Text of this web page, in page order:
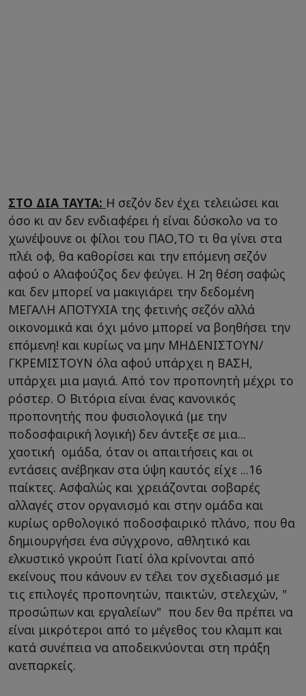
ΣΤΟ ΔΙΑ ΤΑΥΤΑ: Η σεζόν δεν έχει τελειώσει και
όσο κι αν δεν ενδιαφέρει ή είναι δύσκολο να το
χωνέψουνε οι φίλοι του ΠΑΟ,ΤΟ τι θα γίνει στα
πλέι οφ, θα καθορίσει και την επόμενη σεζόν
αφού ο Αλαφούζος δεν φεύγει. Η 2η θέση σαφώς
και δεν μπορεί να μακιγιάρει την δεδομένη
ΜΕΓΑΛΗ ΑΠΟΤΥΧΙΑ της φετινής σεζόν αλλά
οικονομικά και όχι μόνο μπορεί να βοηθήσει την
επόμενη! και κυρίως να μην ΜΗΔΕΝΙΣΤΟΥΝ/
ΓΚΡΕΜΙΣΤΟΥΝ όλα αφού υπάρχει η ΒΑΣΗ,
υπάρχει μια μαγιά. Από τον προπονητή μέχρι το
ρόστερ. Ο Βιτόρια είναι ένας κανονικός
προπονητής που φυσιολογικά (με την
ποδοσφαιρική λογική) δεν άντεξε σε μια...
χαοτική ομάδα, όταν οι απαιτήσεις και οι
εντάσεις ανέβηκαν στα ύψη καυτός είχε ...16
παίκτες. Ασφαλώς και χρειάζονται σοβαρές
αλλαγές στον οργανισμό και στην ομάδα και
κυρίως ορθολογικό ποδοσφαιρικό πλάνο, που θα
δημιουργήσει ένα σύγχρονο, αθλητικό και
ελκυστικό γκρούπ Γιατί όλα κρίνονται από
εκείνους που κάνουν εν τέλει τον σχεδιασμό με
τις επιλογές προπονητών, παικτών, στελεχών, "
προσώπων και εργαλείων" που δεν θα πρέπει να
είναι μικρότεροι από το μέγεθος του κλαμπ και
κατά συνέπεια να αποδεικνύονται στη πράξη
ανεπαρκείς.